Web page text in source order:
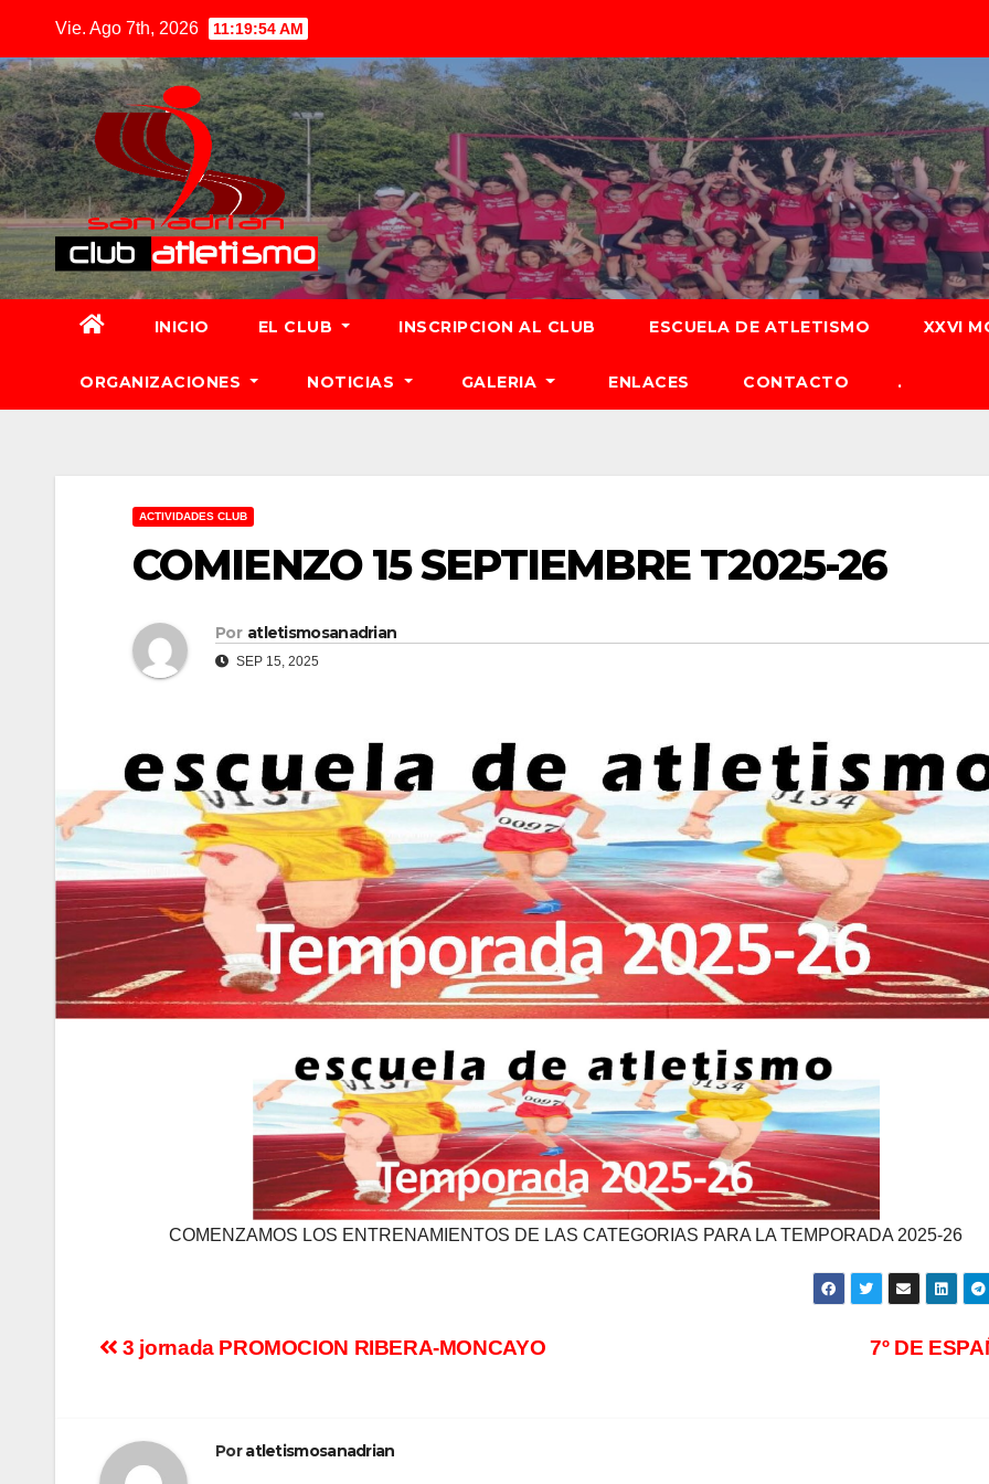
Vie. Ago 7th, 2026 11:19:56 AM
INICIO EL CLUB INSCRIPCION AL CLUB ESCUELA DE ATLETISMO XXVI
ORGANIZACIONES NOTICIAS GALERIA ENLACES CONTACTO .
ACTIVIDADES CLUB
COMIENZO 15 SEPTIEMBRE T2025-26
Por atletismosanadrian
SEP 15, 2025
COMENZAMOS LOS ENTRENAMIENTOS DE LAS CATEGORIAS PARA LA TEMPORADA 2025-26
7º DE
3 jornada PROMOCION RIBERA-MONCAYO
Poratletismosanadrian